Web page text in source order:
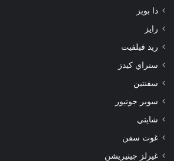
ذا بويز
رايز
ريد فيلفيت
ستراي كيدز
سفنتين
سوبر جونيور
شايني
غوت سفن
غيرلز جينيريشن